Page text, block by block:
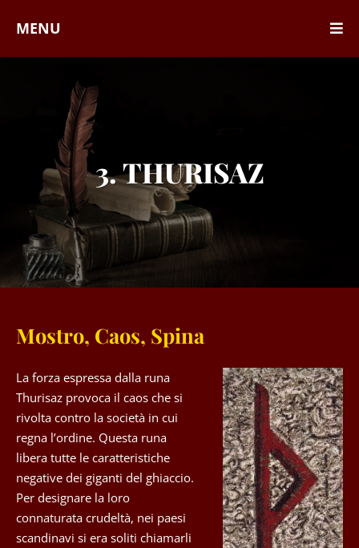
MENU
3. THURISAZ
Mostro, Caos, Spina
La forza espressa dalla runa
Thurisaz provoca il caos che si
rivolta contro la società in cui
regna l’ordine. Questa runa
libera tutte le caratteristiche
negative dei giganti del ghiaccio.
Per designare la loro
connaturata crudeltà, nei paesi
scandinavi si era soliti chiamarli